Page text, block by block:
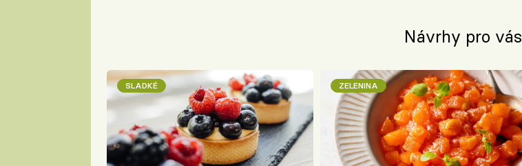
Návrhy pro vás
SLADKÉ ZELENINA